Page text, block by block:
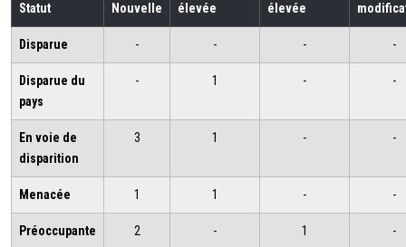
Statut Nouvelle
élevée
élevée
Disparue - - - -
Disparue du
pays
- 1 - -
En voie de
disparition
3 1 - -
Menacée 1 1 - -
Préoccupante 2 - 1 -